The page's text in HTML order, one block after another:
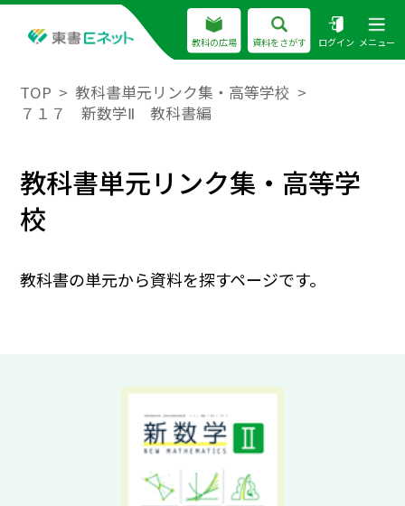
教科の広場 資料をさがす ログイン メニュー
TOP
教科書単元リンク集・高等学校
７１７ 新数学Ⅱ 教科書編
教科書単元リンク集・高等学
校
教科書の単元から資料を探すページです。